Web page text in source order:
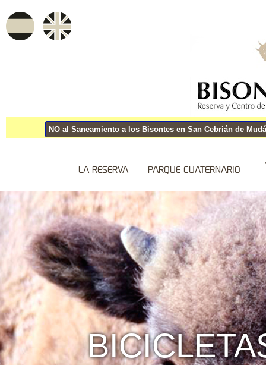
NO al Saneamiento a los Bisontes en San Cebrián de
LA RESERVA PARQUE CUATERNARIO